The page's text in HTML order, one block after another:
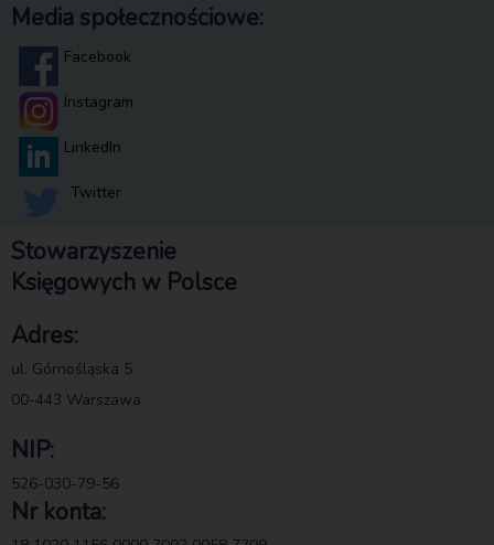
Media społecznościowe:
Facebook
Instagram
LinkedIn
Twitter
Stowarzyszenie
Księgowych w Polsce
Adres:
ul. Górnośląska 5
00-443 Warszawa
NIP:
526-030-79-56
Nr konta: